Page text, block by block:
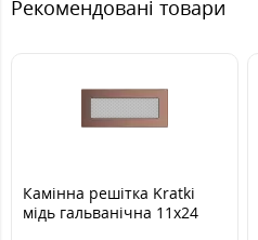
Рекомендовані товари
Камінна решітка Kratki
мідь гальванічна 11x24